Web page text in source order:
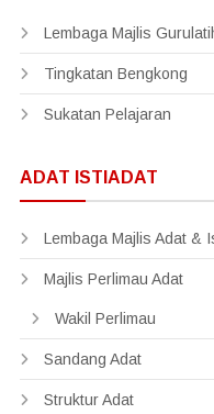
Lembaga Majlis
Tingkatan Bengkong
Sukatan Pelajaran
ADAT ISTIADAT
Lembaga Majlis Adat &
Majlis Perlimau Adat
Wakil Perlimau
Sandang Adat
Struktur Adat